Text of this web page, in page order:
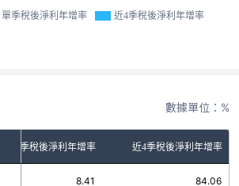
單季稅後淨利年增率 近4季稅後淨利年增率
數據單位：%
單季稅後淨利年增率 近4季稅後淨利年增率
8.41 84.06